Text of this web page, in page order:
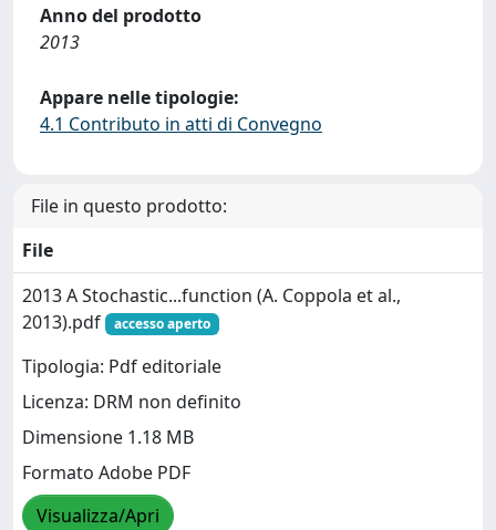
Anno del prodotto
2013
Appare nelle tipologie:
4.1 Contributo in atti di Convegno
File in questo prodotto:
File
2013 A Stochastic...function (A. Coppola et al.,
2013).pdf
accesso aperto
Tipologia: Pdf editoriale
Licenza: DRM non definito
Dimensione 1.18 MB
Formato Adobe PDF
Visualizza/Apri